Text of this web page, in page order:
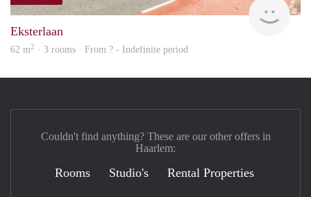
Eksterlaan
62 m2 · 3 rooms · From ? - Indefinite period
Couldn't find anything? These are our other offers in
Haarlem:
Rooms Studio's Rental Properties